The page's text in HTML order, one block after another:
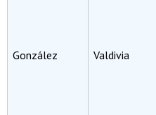
González Valdivia